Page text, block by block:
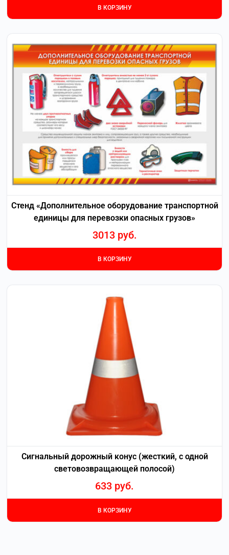
В КОРЗИНУ
Стенд «Дополнительное оборудование транспортной
единицы для перевозки опасных грузов»
3013 руб.
В КОРЗИНУ
Сигнальный дорожный конус (жесткий, с одной
световозвращающей полосой)
633 руб.
В КОРЗИНУ